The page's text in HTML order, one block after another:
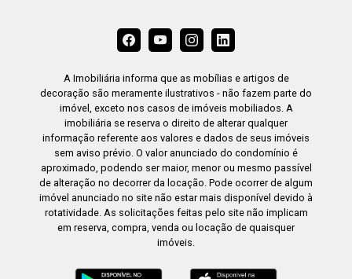
A Imobiliária informa que as mobílias e artigos de
decoração são meramente ilustrativos - não fazem parte do
imóvel, exceto nos casos de imóveis mobiliados. A
imobiliária se reserva o direito de alterar qualquer
informação referente aos valores e dados de seus imóveis
sem aviso prévio. O valor anunciado do condomínio é
aproximado, podendo ser maior, menor ou mesmo passível
de alteração no decorrer da locação. Pode ocorrer de algum
imóvel anunciado no site não estar mais disponível devido à
rotatividade. As solicitações feitas pelo site não implicam
em reserva, compra, venda ou locação de quaisquer
imóveis.